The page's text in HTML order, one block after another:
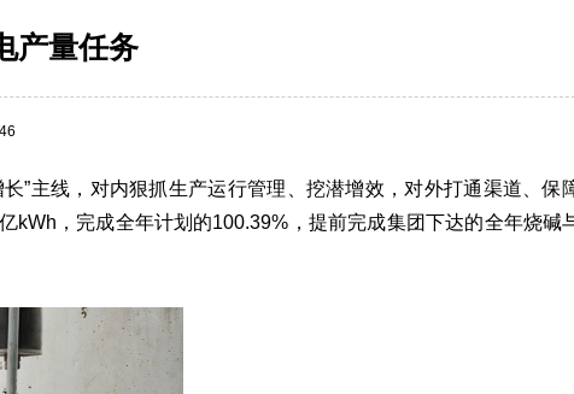
产量任务
”主线，对内狠抓生产运行管理、挖潜增效，对外打通渠道、保
，完成全年计划的100.39%，提前完成集团下达的全年烧碱